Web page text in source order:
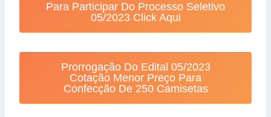
Para Participar Do Processo Seletivo
05/2023 Click Aqui
Prorrogação Do Edital 05/2023
Cotação Menor Preço Para
Confecção De 250 Camisetas